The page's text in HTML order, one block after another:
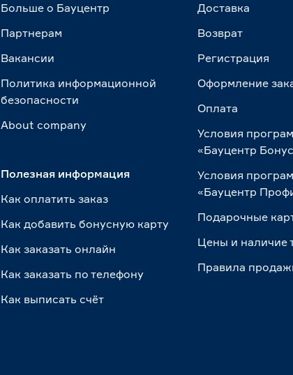
Больше о Бауцентр
Партнерам
Вакансии
Политика информационной
безопасности
About сompany
Полезная информация
Как оплатить заказ
Как добавить бонусную карту
Как заказать онлайн
Как заказать по телефону
Как выписать счёт
Доставка
Возврат
Регистрация
Оформление
Оплата
Условия
«Бауцентр
Условия
«Бауцентр
Подарочные
Цены и наличие
Правила